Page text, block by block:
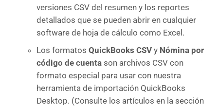
versiones CSV del resumen y los reportes
detallados que se pueden abrir en cualquier
software de hoja de cálculo como Excel.
Los formatos QuickBooks CSV y Nómina por
código de cuenta son archivos CSV con
formato especial para usar con nuestra
herramienta de importación QuickBooks
Desktop. (Consulte los artículos en la sección